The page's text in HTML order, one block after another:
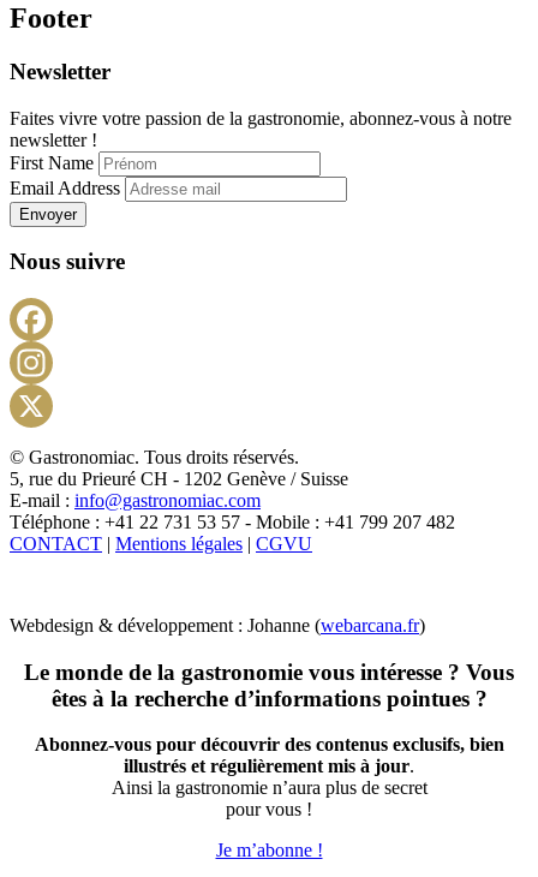
Footer
Newsletter
Faites vivre votre passion de la gastronomie, abonnez-vous à notre
newsletter !
First Name
Email Address
Envoyer
Nous suivre
X
© Gastronomiac. Tous droits réservés.
5, rue du Prieuré CH - 1202 Genève / Suisse
E-mail : info@gastronomiac.com
Téléphone : +41 22 731 53 57 - Mobile : +41 799 207 482
CONTACT | Mentions légales | CGVU
Webdesign & développement : Johanne (webarcana.fr)
Le monde de la gastronomie vous intéresse ? Vous
êtes à la recherche d’informations pointues ?
Abonnez-vous pour découvrir des contenus exclusifs, bien
illustrés et régulièrement mis à jour.
Ainsi la gastronomie n’aura plus de secret
pour vous !
Je m’abonne !